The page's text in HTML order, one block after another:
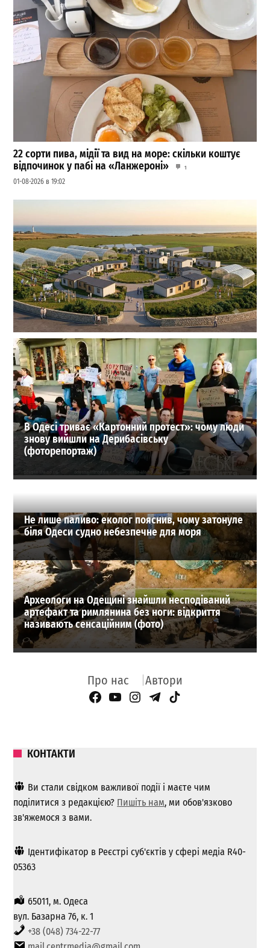
22 сорти пива, мідії та вид на море: скільки коштує
відпочинок у пабі на «Ланжероні»
1
01-08-2026 в 19:02
На Одещині хочуть створити нове містечко для
переселенців: що там буде
1
27-07-2026 в 19:31
ВИБІР РЕДАКЦІЇ
В Одесі триває «Картонний протест»: чому люди
знову вийшли на Дерибасівську
(фоторепортаж)
Не лише паливо: еколог пояснив, чому затонуле
біля Одеси судно небезпечне для моря
Археологи на Одещині знайшли несподіваний
артефакт та римлянина без ноги: відкриття
називають сенсаційним (фото)
Про нас Автори
Facebook Page
YouTube
Instagram
Telegram
TikTok
КОНТАКТИ
Ви стали свідком важливої ​​події і маєте чим
поділитися з редакцією? Пишіть нам, ми обов'язково
зв'яжемося з вами.
Ідентифікатор в Реєстрі суб'єктів у сфері медіа R40-
05363
65011, м. Одеса
вул. Базарна 76, к. 1
+38 (048) 734-22-77